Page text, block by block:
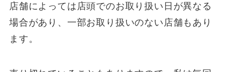
店舗によっては店頭でのお取り扱い日が異なる
場合があり、一部お取り扱いのない店舗もあり
ます。